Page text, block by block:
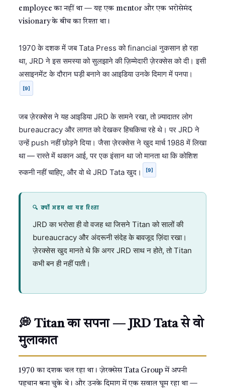
employee का नहीं था — यह एक mentor और एक भरोसेमंद
visionary के बीच का रिश्ता था।
1970 के दशक में जब Tata Press को financial नुकसान हो रहा
था, JRD ने इस समस्या को सुलझाने की ज़िम्मेदारी ज़ेरक्सेस को दी। इसी
असाइनमेंट के दौरान घड़ी बनाने का आइडिया उनके दिमाग में पनपा।
[9]
जब ज़ेरक्सेस ने यह आइडिया JRD के सामने रखा, तो ज़्यादातर लोग
bureaucracy और लागत को देखकर हिचकिचा रहे थे। पर JRD ने
उन्हें push नहीं छोड़ने दिया। जैसा ज़ेरक्सेस ने खुद मार्च 1988 में लिखा
था — रास्ते में थकान आई, पर एक इंसान था जो मानता था कि कोशिश
रुकनी नहीं चाहिए, और वो थे JRD Tata खुद।
[9]
🔍 क्यों अहम था यह रिश्ता
JRD का भरोसा ही वो वजह था जिसने Titan को सालों की
bureaucracy और अंदरूनी संदेह के बावजूद ज़िंदा रखा।
ज़ेरक्सेस खुद मानते थे कि अगर JRD साथ न होते, तो Titan
कभी बन ही नहीं पाती।
💭 Titan का सपना — JRD Tata से वो
मुलाकात
1970 का दशक चल रहा था। ज़ेरक्सेस Tata Group में अपनी
पहचान बना चुके थे। और उनके दिमाग में एक सवाल घूम रहा था —